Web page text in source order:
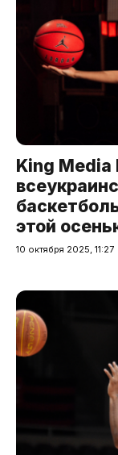
King Media
этой
10 октября 2025, 11:27